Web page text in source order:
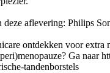
deze aflevering: Philips
ontdekken voor extra
Ga naar
tandenborstels